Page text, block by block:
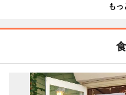
もっ